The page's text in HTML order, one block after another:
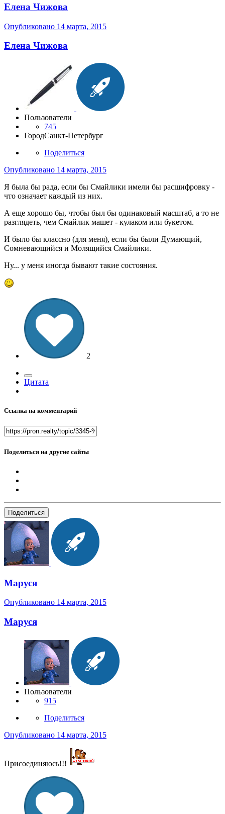
Елена Чижова
Опубликовано 14 марта, 2015
Елена Чижова
Пользователи
745
ГородСанкт-Петербург
Поделиться
Опубликовано 14 марта, 2015
Я была бы рада, если бы Смайлики имели бы расшифровку -
что означает каждый из них.
А еще хорошо бы, чтобы был бы одинаковый масштаб, а то не
разглядеть, чем Смайлик машет - кулаком или букетом.
И было бы классно (для меня), если бы были Думающий,
Сомневающийся и Молящийся Смайлики.
Ну... у меня иногда бывают такие состояния.
2
Цитата
Ссылка на комментарий
Поделиться на другие сайты
Поделиться
Маруся
Опубликовано 14 марта, 2015
Маруся
Пользователи
915
Поделиться
Опубликовано 14 марта, 2015
Присоединяюсь!!!